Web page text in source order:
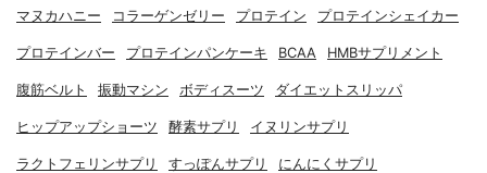
マヌカハニー コラーゲンゼリー プロテイン プロテインシェイカー
プロテインバー プロテインパンケーキ BCAA HMBサプリメント
腹筋ベルト 振動マシン ボディスーツ ダイエットスリッパ
ヒップアップショーツ 酵素サプリ イヌリンサプリ
ラクトフェリンサプリ すっぽんサプリ にんにくサプリ